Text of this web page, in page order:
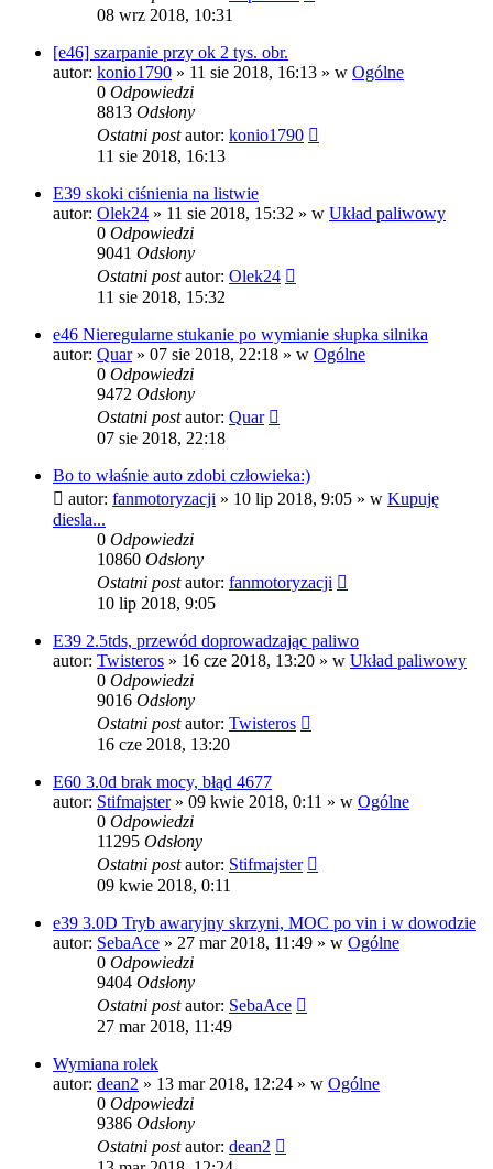
08 wrz 2018, 10:31
[e46] szarpanie przy ok 2 tys. obr.
autor: konio1790 » 11 sie 2018, 16:13 » w Ogólne
0 Odpowiedzi
8813 Odsłony
Ostatni postautor: konio1790
11 sie 2018, 16:13
E39 skoki ciśnienia na listwie
autor: Olek24 » 11 sie 2018, 15:32 » w Układ paliwowy
0 Odpowiedzi
9041 Odsłony
Ostatni postautor: Olek24
11 sie 2018, 15:32
e46 Nieregularne stukanie po wymianie słupka silnika
autor: Quar» 07 sie 2018, 22:18 » w Ogólne
0 Odpowiedzi
9472 Odsłony
Ostatni postautor: Quar
07 sie 2018, 22:18
Bo to właśnie auto zdobi człowieka:)
autor: fanmotoryzacji » 10 lip 2018, 9:05 » w Kupuję
diesla...
0 Odpowiedzi
10860 Odsłony
Ostatni postautor: fanmotoryzacji
10 lip 2018, 9:05
E39 2.5tds, przewód doprowadzając paliwo
autor: Twisteros » 16 cze 2018, 13:20 » w Układ paliwowy
0 Odpowiedzi
9016 Odsłony
Ostatni postautor: Twisteros
16 cze 2018, 13:20
E60 3.0d brak mocy, błąd 4677
autor: Stifmajster» 09 kwie 2018, 0:11 » w Ogólne
0 Odpowiedzi
11295 Odsłony
Ostatni postautor: Stifmajster
09 kwie 2018, 0:11
e39 3.0D Tryb awaryjny skrzyni, MOC po vin i w dowodzie
autor: SebaAce » 27 mar 2018, 11:49 » w Ogólne
0 Odpowiedzi
9404 Odsłony
Ostatni postautor: SebaAce
27 mar 2018, 11:49
Wymiana rolek
autor: dean2 » 13 mar 2018, 12:24 » w Ogólne
0 Odpowiedzi
9386 Odsłony
Ostatni postautor: dean2